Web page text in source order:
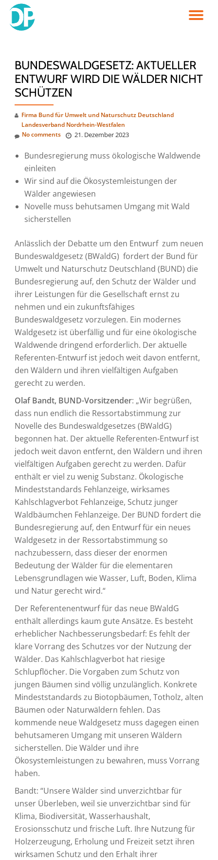
Skip
BUNDESWALDGESETZ: AKTUELLER
ENTWURF WIRD DIE WÄLDER NICHT
SCHÜTZEN
Firma Bund für Umwelt und Naturschutz Deutschland
Landesverband Nordrhein-Westfalen
21. Dezember 2023
No comments
Bundesregierung muss ökologische Waldwende
einleiten
Wir sind auf die Ökosystemleistungen der
Wälder angewiesen
Novelle muss behutsamen Umgang mit Wald
sicherstellen
Anlässlich der Debatte um den Entwurf zum neuen
Bundeswaldgesetz (BWaldG) fordert der Bund für
Umwelt und Naturschutz Deutschland (BUND) die
Bundesregierung auf, den Schutz der Wälder und
ihrer Leistungen für die Gesellschaft ernst zu
nehmen und ein zukunftsfähiges
Bundeswaldgesetz vorzulegen. Ein modernes
Waldgesetz ist überfällig und für eine ökologische
Waldwende dringend erforderlich. Der aktuelle
Referenten-Entwurf ist jedoch weit davon entfernt,
den Wäldern und ihren vielfältigen Aufgaben
gerecht zu werden.
Olaf Bandt, BUND-Vorsitzender: „Wir begrüßen,
dass nun endlich die Ressortabstimmung zur
Novelle des Bundeswaldgesetzes (BWaldG)
begonnen hat. Der aktuelle Referenten-Entwurf ist
jedoch weit davon entfernt, den Wäldern und ihren
vielfältigen Aufgaben gerecht zu werden. Dafür
enthält er viel zu wenig Substanz. Ökologische
Mindeststandards Fehlanzeige, wirksames
Kahlschlagverbot Fehlanzeige, Schutz junger
Waldbäumchen Fehlanzeige. Der BUND fordert die
Bundesregierung auf, den Entwurf für ein neues
Waldgesetz in der Ressortabstimmung so
nachzubessern, dass dieser der enormen
Bedeutung der Wälder für die elementaren
Lebensgrundlagen wie Wasser, Luft, Boden, Klima
und Natur gerecht wird.“
Der Referentenentwurf für das neue BWaldG
enthält allerdings kaum gute Ansätze. Es besteht
erheblicher Nachbesserungsbedarf: Es fehlt der
klare Vorrang des Schutzes vor der Nutzung der
Wälder. Das Kahlschlagverbot hat riesige
Schlupflöcher. Die Vorgaben zum Schutz von
jungen Bäumen sind völlig unzulänglich. Konkrete
Mindeststandards zu Biotopbäumen, Totholz, alten
Bäumen oder Naturwäldern fehlen. Das
kommende neue Waldgesetz muss dagegen einen
behutsameren Umgang mit unseren Wäldern
sicherstellen. Die Wälder und ihre
Ökosystemleistungen zu bewahren, muss Vorrang
haben.
Bandt: “Unsere Wälder sind unverzichtbar für
unser Überleben, weil sie unverzichtbar sind für
Klima, Biodiversität, Wasserhaushalt,
Erosionsschutz und frische Luft. Ihre Nutzung für
Holzerzeugung, Erholung und Freizeit setzt ihren
wirksamen Schutz und den Erhalt ihrer